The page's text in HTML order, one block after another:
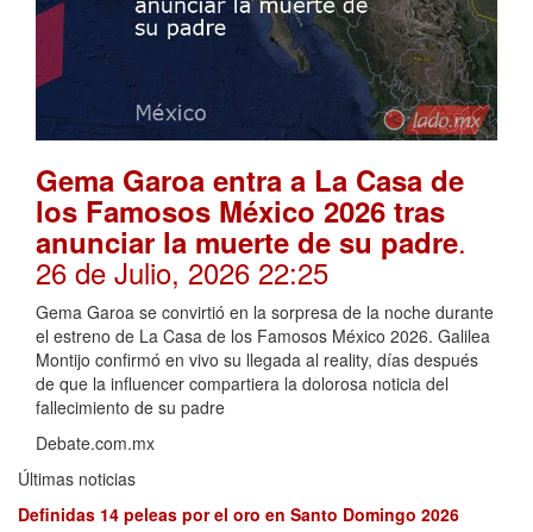
Gema Garoa entra a La Casa de
los Famosos México 2026 tras
anunciar la muerte de su padre.
26 de Julio, 2026 22:25
Gema Garoa se convirtió en la sorpresa de la noche durante
el estreno de La Casa de los Famosos México 2026. Galilea
Montijo confirmó en vivo su llegada al reality, días después
de que la influencer compartiera la dolorosa noticia del
fallecimiento de su padre
Debate.com.mx
Últimas noticias
Definidas 14 peleas por el oro en Santo Domingo 2026